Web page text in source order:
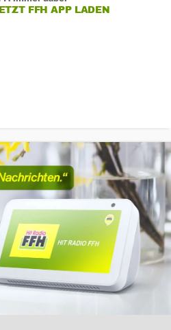
FFH APP LADEN